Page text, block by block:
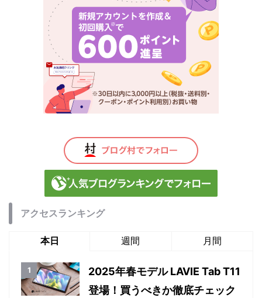
アクセスランキング
本日 週間 月間
2025年春モデル LAVIE Tab T11
登場！買うべきか徹底チェック